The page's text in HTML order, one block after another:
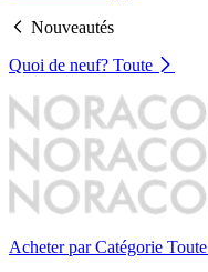
Nouveautés
Quoi de neuf? Toute
Acheter par Catégorie Toute